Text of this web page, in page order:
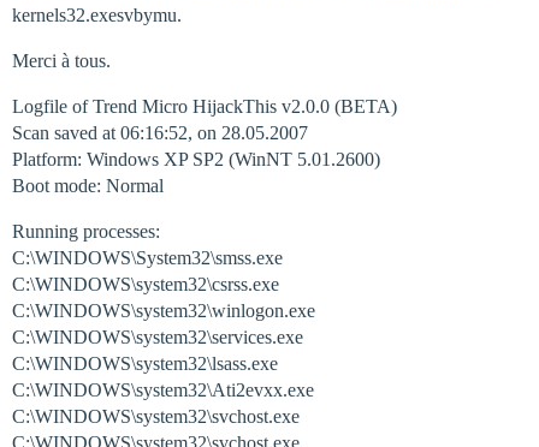
kernels32.exesvbymu.
Merci à tous.
Logfile of Trend Micro HijackThis v2.0.0 (BETA)
Scan saved at 06:16:52, on 28.05.2007
Platform: Windows XP SP2 (WinNT 5.01.2600)
Boot mode: Normal
Running processes:
C:\WINDOWS\System32\smss.exe
C:\WINDOWS\system32\csrss.exe
C:\WINDOWS\system32\winlogon.exe
C:\WINDOWS\system32\services.exe
C:\WINDOWS\system32\lsass.exe
C:\WINDOWS\system32\Ati2evxx.exe
C:\WINDOWS\system32\svchost.exe
C:\WINDOWS\system32\svchost.exe